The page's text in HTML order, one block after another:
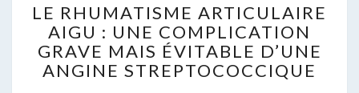
RHUMATISME
ARTICULAIRE
AIGU
:
LE RHUMATISME ARTICULAIRE
AIGU : UNE COMPLICATION
GRAVE MAIS ÉVITABLE D’UNE
ANGINE STREPTOCOCCIQUE